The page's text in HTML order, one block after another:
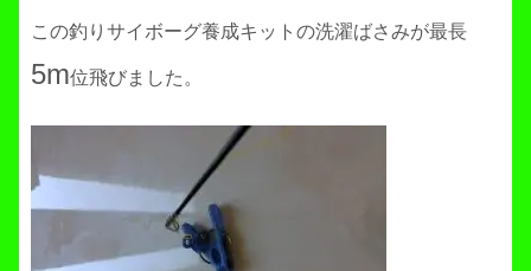
この釣りサイボーグ養成キットの洗濯ばさみが最長
5m位飛びました。